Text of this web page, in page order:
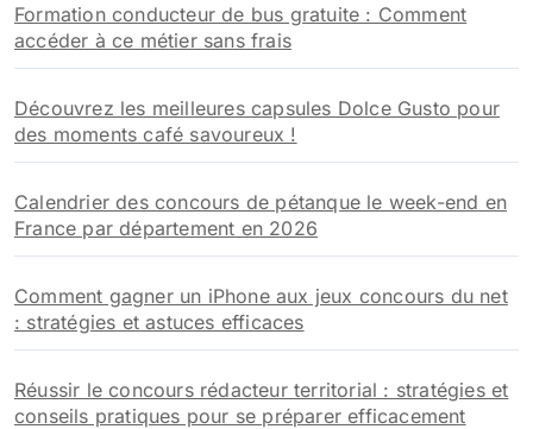
:
Formation conducteur de bus gratuite : Comment
accéder à ce métier sans frais
Découvrez les meilleures capsules Dolce Gusto pour
des moments café savoureux !
Calendrier des concours de pétanque le week-end en
France par département en 2026
Comment gagner un iPhone aux jeux concours du net
: stratégies et astuces efficaces
Réussir le concours rédacteur territorial : stratégies et
conseils pratiques pour se préparer efficacement